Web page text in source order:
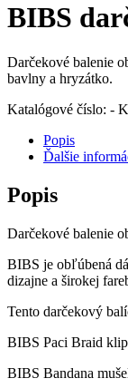
BIBS
Darčekové balenie
bavlny a hryzátko.
Katalógové číslo: -
Popis
Ďalšie
Popis
Darčekové balenie
BIBS je obľúbená
dizajne a širokej
Tento darčekový
BIBS Paci Braid
BIBS Bandana